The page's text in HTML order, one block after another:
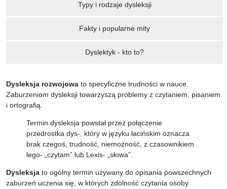
Typy i rodzaje dysleksji
Fakty i popularne mity
Dyslektyk - kto to?
Dysleksja rozwojowa to specyficzne trudności w nauce.
Zaburzeniom dysleksji towarzyszą problemy z czytaniem, pisaniem
i ortografią.
Termin dysleksja powstał przez połączenie
przedrostka dys-, który w języku łacińskim oznacza
brak czegoś, trudność, niemożność, z czasownikiem
lego- „czytam” lub Lexis- „słowa”.
Dysleksja to ogólny termin używany do opisania powszechnych
zaburzeń uczenia się, w których zdolność czytania osoby